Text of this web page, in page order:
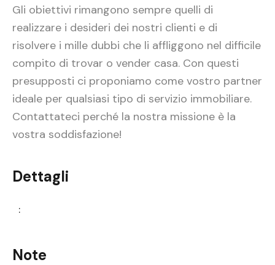
Gli obiettivi rimangono sempre quelli di
realizzare i desideri dei nostri clienti e di
risolvere i mille dubbi che li affliggono nel difficile
compito di trovar o vender casa. Con questi
presupposti ci proponiamo come vostro partner
ideale per qualsiasi tipo di servizio immobiliare.
Contattateci perché la nostra missione è la
vostra soddisfazione!
Dettagli
:
Note